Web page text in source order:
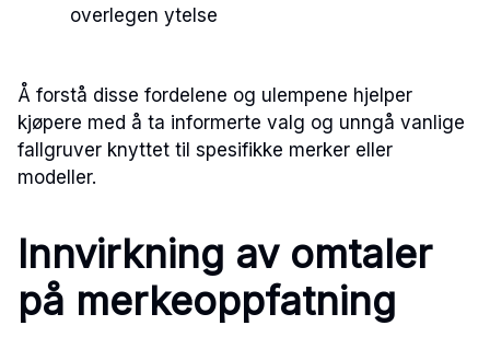
overlegen ytelse
Å forstå disse fordelene og ulempene hjelper
kjøpere med å ta informerte valg og unngå vanlige
fallgruver knyttet til spesifikke merker eller
modeller.
Innvirkning av omtaler
på merkeoppfatning